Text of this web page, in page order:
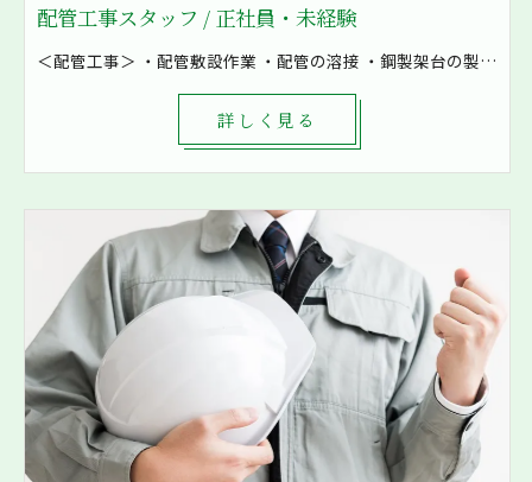
配管工事スタッフ / 正社員・未経験
＜配管工事＞ ・配管敷設作業 ・配管の溶接 ・鋼製架台の製作など ・空気の配管 ・油配管 ・水配管 ・燃料配管などを加工 8割現場での作業となり、発電所や工場といった大きな現場も施工しています！ まずは先輩補助として軽作業から一緒に作業をしていきます。 1現場4～8名で対応し、困ったときもすぐに相談出来る環境です。
詳しく見る